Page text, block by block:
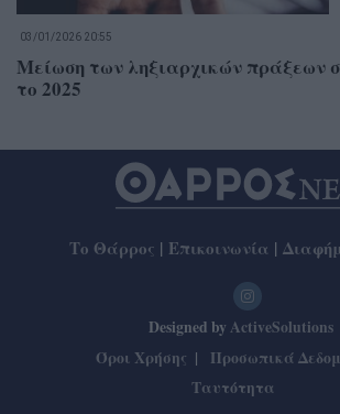
03/01/2026 20:55
Μείωση των ληξιαρχικών πράξεων
το 2025
Το Θάρρος | Επικοινωνία |
Designed by ActiveSolutions
Όροι Χρήσης
Προσωπικά
Ταυτότητα